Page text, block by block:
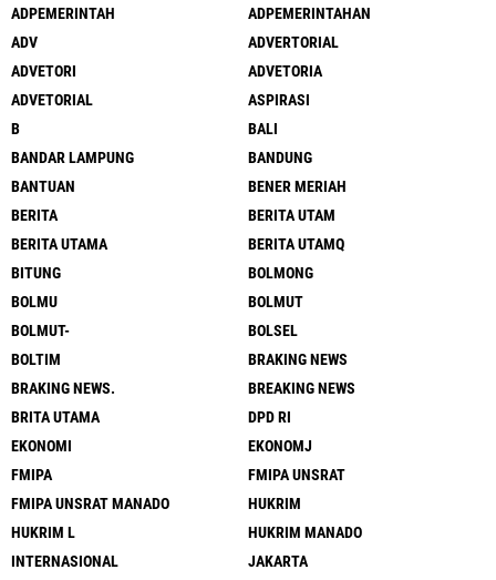
ADPEMERINTAH
ADPEMERINTAHAN
ADV
ADVERTORIAL
ADVETORI
ADVETORIA
ADVETORIAL
ASPIRASI
B
BALI
BANDAR LAMPUNG
BANDUNG
BANTUAN
BENER MERIAH
BERITA
BERITA UTAM
BERITA UTAMA
BERITA UTAMQ
BITUNG
BOLMONG
BOLMU
BOLMUT
BOLMUT-
BOLSEL
BOLTIM
BRAKING NEWS
BRAKING NEWS.
BREAKING NEWS
BRITA UTAMA
DPD RI
EKONOMI
EKONOMJ
FMIPA
FMIPA UNSRAT
FMIPA UNSRAT MANADO
HUKRIM
HUKRIM L
HUKRIM MANADO
INTERNASIONAL
JAKARTA